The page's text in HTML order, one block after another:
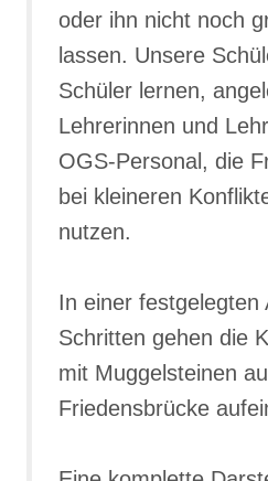
oder ihn nicht noch
lassen. Unsere
Schüler lernen,
Lehrerinnen und
OGS-Personal, die
bei kleineren
nutzen.
In einer festgelegten
Schritten gehen die
mit Muggelsteinen
Friedensbrücke